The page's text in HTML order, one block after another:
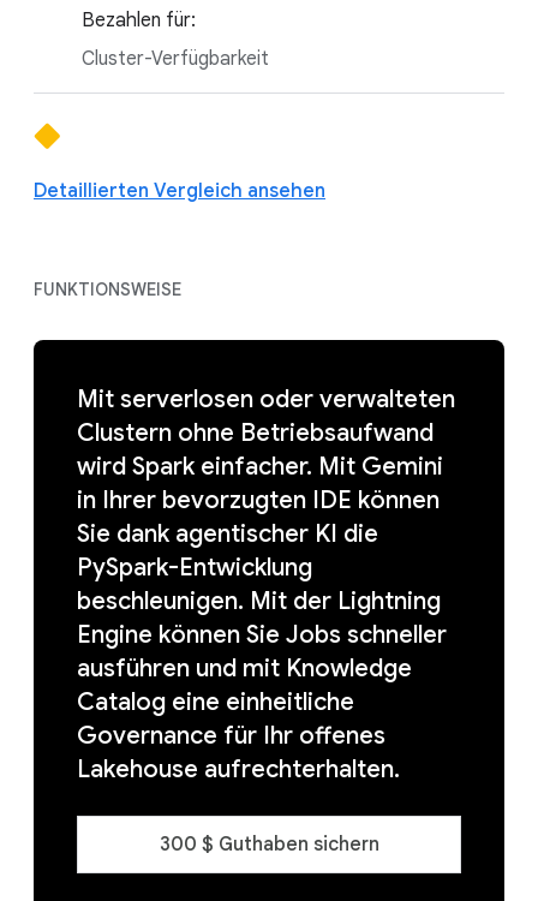
Bezahlen für:
Cluster-Verfügbarkeit
Detaillierten Vergleich ansehen
FUNKTIONSWEISE
Mit serverlosen oder verwalteten
Clustern ohne Betriebsaufwand
wird Spark einfacher. Mit Gemini
in Ihrer bevorzugten IDE können
Sie dank agentischer KI die
PySpark-Entwicklung
beschleunigen. Mit der Lightning
Engine können Sie Jobs schneller
ausführen und mit Knowledge
Catalog eine einheitliche
Governance für Ihr offenes
Lakehouse aufrechterhalten.
300 $ Guthaben sichern